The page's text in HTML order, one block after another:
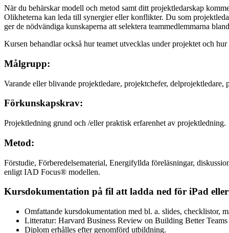
När du behärskar modell och metod samt ditt projektledarskap
Olikheterna kan leda till synergier eller konflikter. Du som
ger de nödvändiga kunskaperna att selektera teammedlemmarna
Kursen behandlar också hur teamet utvecklas under projektet och
Målgrupp:
Varande eller blivande projektledare, projektchefer, delprojektledare,
Förkunskapskrav:
Projektledning grund och /eller praktisk erfarenhet av projektledning.
Metod:
Förstudie, Förberedelsematerial, Energifyllda föreläsningar,
enligt IAD Focus® modellen.
Kursdokumentation på fil att ladda ned för iPad
Omfattande kursdokumentation med bl. a. slides, checklistor,
Litteratur: Harvard Business Review on Building Better
Diplom erhålles efter genomförd utbildning.